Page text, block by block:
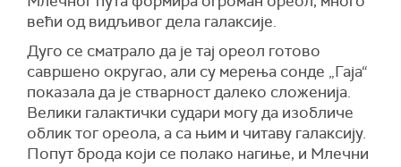
већи од видљивог дела галаксије.
Дуго се сматрало да је тај ореол готово
савршено округао, али су мерења сонде „Гаја“
показала да је стварност далеко сложенија.
Велики галактички судари могу да изобличе
облик тог ореола, а са њим и читаву галаксију.
Попут брода који се полако нагиње, и Млечни